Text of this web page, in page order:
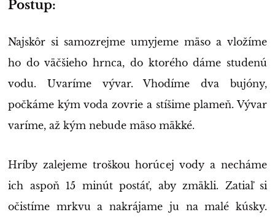
Postup:
Najskôr si samozrejme umyjeme mäso a vložíme
ho do väčšieho hrnca, do ktorého dáme studenú
vodu. Uvaríme vývar. Vhodíme dva bujóny,
počkáme kým voda zovrie a stíšime plameň. Vývar
varíme, až kým nebude mäso mäkké.
Hríby zalejeme troškou horúcej vody a necháme
ich aspoň 15 minút postáť, aby zmäkli. Zatiaľ si
očistíme mrkvu a nakrájame ju na malé kúsky.